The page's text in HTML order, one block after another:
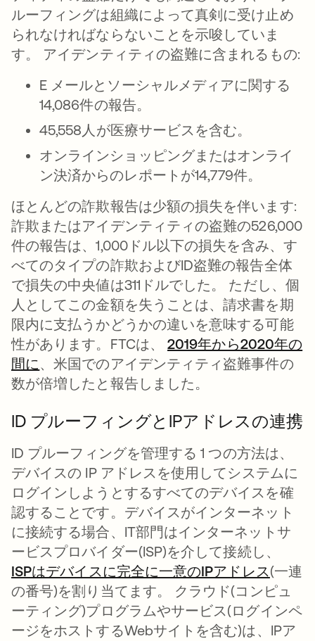
ルーフィングは組織によって真剣に受け止め
られなければならないことを示唆していま
す。 アイデンティティの盗難に含まれるもの:
E メールとソーシャルメディアに関する
14,086件の報告。
45,558人が医療サービスを含む。
オンラインショッピングまたはオンライ
ン決済からのレポートが14,779件。
ほとんどの詐欺報告は少額の損失を伴います:
詐欺またはアイデンティティの盗難の526,000
件の報告は、1,000ドル以下の損失を含み、す
べてのタイプの詐欺およびID盗難の報告全体
で損失の中央値は311ドルでした。 ただし、個
人としてこの金額を失うことは、請求書を期
限内に支払うかどうかの違いを意味する可能
性があります。FTCは、2019年から2020年の
間に新しいタブで開く
、米国でのアイデンティティ盗難事件の
数が倍増したと報告しました。
ID プルーフィングとIPアドレスの連携
ID プルーフィングを管理する 1 つの方法は、
デバイスの IP アドレスを使用してシステムに
ログインしようとするすべてのデバイスを確
認することです。デバイスがインターネット
に接続する場合、IT部門はインターネットサ
ービスプロバイダー(ISP)を介して接続し、
ISPはデバイスに完全に一意のIPアドレス新し
(一連
の番号)を割り当てます。 クラウド(コンピュ
ーティング)プログラムやサービス(ログインペ
ージをホストするWebサイトを含む)は、IPア